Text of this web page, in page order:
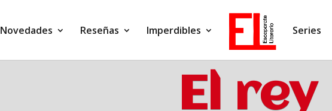
Novedades Reseñas Imperdibles Series
El